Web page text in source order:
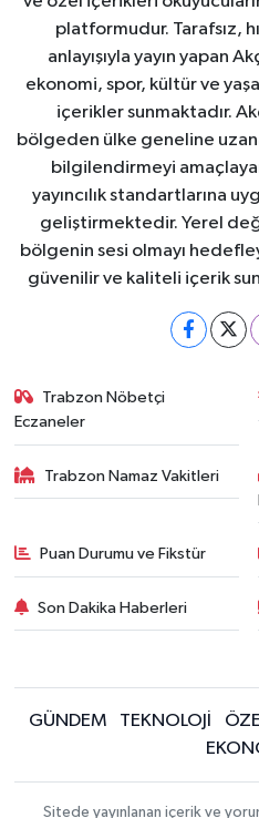
platformudur. Tarafsız,
anlayışıyla yayın yapan
ekonomi, spor, kültür ve
içerikler sunmaktadır.
bölgeden ülke geneline
bilgilendirmeyi
yayıncılık standartlarına
geliştirmektedir. Yerel
bölgenin sesi olmayı
güvenilir ve kaliteli içerik
Trabzon Nöbetçi
Eczaneler
Trabzon Namaz Vakitleri
Puan Durumu ve Fikstür
Son Dakika Haberleri
GÜNDEM TEKNOLOJİ
Sitede yayınlanan içerik ve